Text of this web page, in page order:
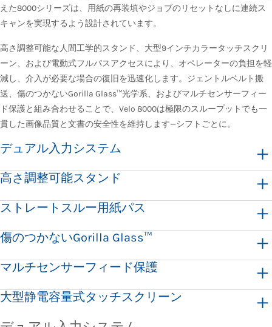
えた8000シリーズは、用紙の再装填やジョブのリセットなしに連続ス
キャンを実現するよう設計されています。
高さ調整可能な人間工学的スタンド、大型9インチカラータッチスクリ
ーン、および電動式フルパスアクセスにより、オペレーターの負担を軽
減し、介入が必要な場合の復旧を迅速化します。ジェントルベルト搬
送、傷のつかないGorilla Glass™光学系、およびマルチセンサーフィー
ド保護と組み合わせることで、Velo 8000は極限のスループットでも一
貫した画像品質と文書の安全性を維持します—シフトごとに。
デュアル入力システム
高さ調整可能スタンド
ストレートスルー用紙パス
傷のつかないGorilla Glass™
マルチセンサーフィード保護
大型静電容量式タッチスクリーン